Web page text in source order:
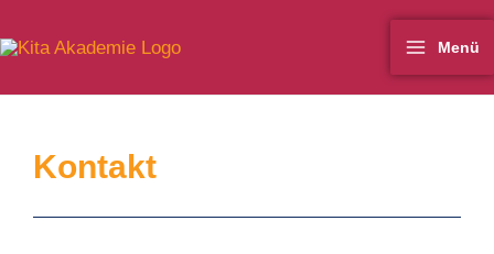
Inhalt
Main
Menu
Menü
Kontakt